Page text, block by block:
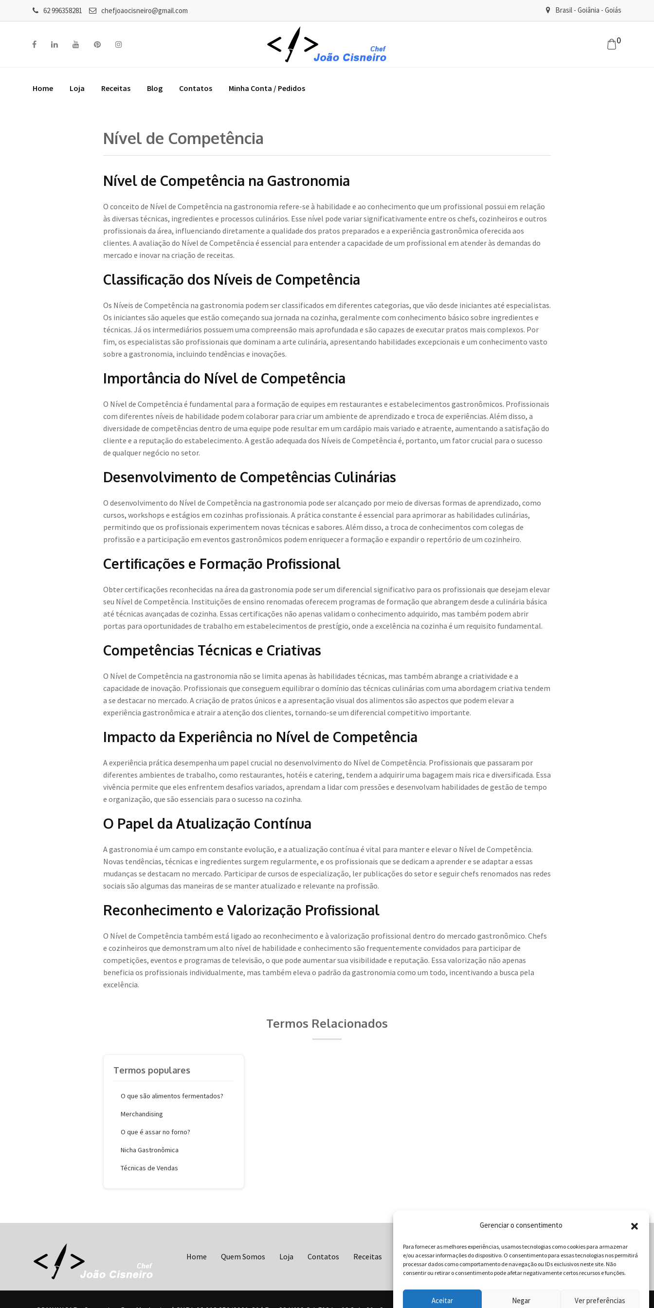
Gerenciar o consentimento
Para fornecer as melhores experiências, usamos tecnologias como cookies para armazenar
e/ou acessar informações do dispositivo. O consentimento para essas tecnologias nos permitirá
processar dados como comportamento de navegação ou IDs exclusivos neste site. Não
consentir ou retirar o consentimento pode afetar negativamente certos recursos e funções.
Aceitar Negar Ver preferências
62 996358281 chefjoaocisneiro@gmail.com Brasil - Goiânia - Goiás
0
Home Loja Receitas Blog Contatos Minha Conta / Pedidos
Nível de Competência
Nível de Competência na Gastronomia
O conceito de Nível de Competência na gastronomia refere-se à habilidade e ao conhecimento que um profissional possui em relação
às diversas técnicas, ingredientes e processos culinários. Esse nível pode variar significativamente entre os chefs, cozinheiros e outros
profissionais da área, influenciando diretamente a qualidade dos pratos preparados e a experiência gastronômica oferecida aos
clientes. A avaliação do Nível de Competência é essencial para entender a capacidade de um profissional em atender às demandas do
mercado e inovar na criação de receitas.
Classificação dos Níveis de Competência
Os Níveis de Competência na gastronomia podem ser classificados em diferentes categorias, que vão desde iniciantes até especialistas.
Os iniciantes são aqueles que estão começando sua jornada na cozinha, geralmente com conhecimento básico sobre ingredientes e
técnicas. Já os intermediários possuem uma compreensão mais aprofundada e são capazes de executar pratos mais complexos. Por
fim, os especialistas são profissionais que dominam a arte culinária, apresentando habilidades excepcionais e um conhecimento vasto
sobre a gastronomia, incluindo tendências e inovações.
Importância do Nível de Competência
O Nível de Competência é fundamental para a formação de equipes em restaurantes e estabelecimentos gastronômicos. Profissionais
com diferentes níveis de habilidade podem colaborar para criar um ambiente de aprendizado e troca de experiências. Além disso, a
diversidade de competências dentro de uma equipe pode resultar em um cardápio mais variado e atraente, aumentando a satisfação do
cliente e a reputação do estabelecimento. A gestão adequada dos Níveis de Competência é, portanto, um fator crucial para o sucesso
de qualquer negócio no setor.
Desenvolvimento de Competências Culinárias
O desenvolvimento do Nível de Competência na gastronomia pode ser alcançado por meio de diversas formas de aprendizado, como
cursos, workshops e estágios em cozinhas profissionais. A prática constante é essencial para aprimorar as habilidades culinárias,
permitindo que os profissionais experimentem novas técnicas e sabores. Além disso, a troca de conhecimentos com colegas de
profissão e a participação em eventos gastronômicos podem enriquecer a formação e expandir o repertório de um cozinheiro.
Certificações e Formação Profissional
Obter certificações reconhecidas na área da gastronomia pode ser um diferencial significativo para os profissionais que desejam elevar
seu Nível de Competência. Instituições de ensino renomadas oferecem programas de formação que abrangem desde a culinária básica
até técnicas avançadas de cozinha. Essas certificações não apenas validam o conhecimento adquirido, mas também podem abrir
portas para oportunidades de trabalho em estabelecimentos de prestígio, onde a excelência na cozinha é um requisito fundamental.
Competências Técnicas e Criativas
O Nível de Competência na gastronomia não se limita apenas às habilidades técnicas, mas também abrange a criatividade e a
capacidade de inovação. Profissionais que conseguem equilibrar o domínio das técnicas culinárias com uma abordagem criativa tendem
a se destacar no mercado. A criação de pratos únicos e a apresentação visual dos alimentos são aspectos que podem elevar a
experiência gastronômica e atrair a atenção dos clientes, tornando-se um diferencial competitivo importante.
Impacto da Experiência no Nível de Competência
A experiência prática desempenha um papel crucial no desenvolvimento do Nível de Competência. Profissionais que passaram por
diferentes ambientes de trabalho, como restaurantes, hotéis e catering, tendem a adquirir uma bagagem mais rica e diversificada. Essa
vivência permite que eles enfrentem desafios variados, aprendam a lidar com pressões e desenvolvam habilidades de gestão de tempo
e organização, que são essenciais para o sucesso na cozinha.
O Papel da Atualização Contínua
A gastronomia é um campo em constante evolução, e a atualização contínua é vital para manter e elevar o Nível de Competência.
Novas tendências, técnicas e ingredientes surgem regularmente, e os profissionais que se dedicam a aprender e se adaptar a essas
mudanças se destacam no mercado. Participar de cursos de especialização, ler publicações do setor e seguir chefs renomados nas redes
sociais são algumas das maneiras de se manter atualizado e relevante na profissão.
Reconhecimento e Valorização Profissional
O Nível de Competência também está ligado ao reconhecimento e à valorização profissional dentro do mercado gastronômico. Chefs
e cozinheiros que demonstram um alto nível de habilidade e conhecimento são frequentemente convidados para participar de
competições, eventos e programas de televisão, o que pode aumentar sua visibilidade e reputação. Essa valorização não apenas
beneficia os profissionais individualmente, mas também eleva o padrão da gastronomia como um todo, incentivando a busca pela
excelência.
Termos Relacionados
Termos populares
O que são alimentos fermentados?
Merchandising
O que é assar no forno?
Nicha Gastronômica
Técnicas de Vendas
Home Quem Somos Loja Contatos Receitas Blog Vocabulário da Gastronomia